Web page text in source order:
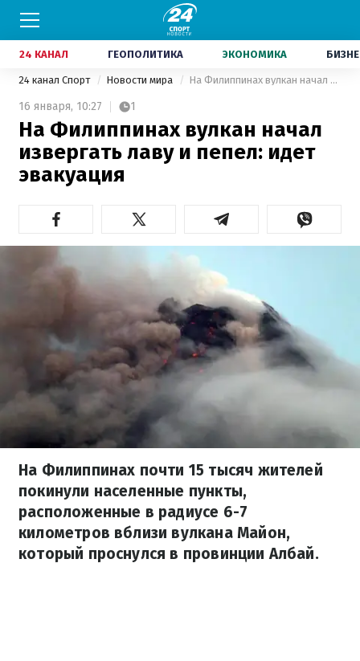
24 КАНАЛ ГЕОПОЛИТИКА ЭКОНОМИКА
24 канал Спорт Новости мира На Филиппинах вулкан начал извергать лаву и пепел: идет эвакуация
16 января, 10:27 1
На Филиппинах вулкан начал
извергать лаву и пепел: идет
эвакуация
На Филиппинах почти 15 тысяч жителей
покинули населенные пункты,
расположенные в радиусе 6-7
километров вблизи вулкана Майон,
который проснулся в провинции Албай.